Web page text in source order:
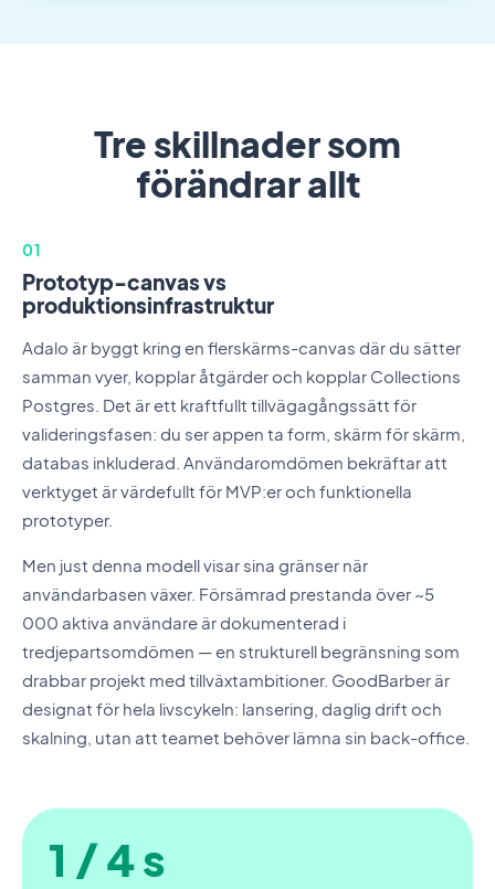
Tre skillnader som
förändrar allt
01
Prototyp-canvas vs
produktionsinfrastruktur
Adalo är byggt kring en flerskärms-canvas där du sätter
samman vyer, kopplar åtgärder och kopplar Collections
Postgres. Det är ett kraftfullt tillvägagångssätt för
valideringsfasen: du ser appen ta form, skärm för skärm,
databas inkluderad. Användaromdömen bekräftar att
verktyget är värdefullt för MVP:er och funktionella
prototyper.
Men just denna modell visar sina gränser när
användarbasen växer. Försämrad prestanda över ~5
000 aktiva användare är dokumenterad i
tredjepartsomdömen — en strukturell begränsning som
drabbar projekt med tillväxtambitioner. GoodBarber är
designat för hela livscykeln: lansering, daglig drift och
skalning, utan att teamet behöver lämna sin back-office.
1 / 4 s